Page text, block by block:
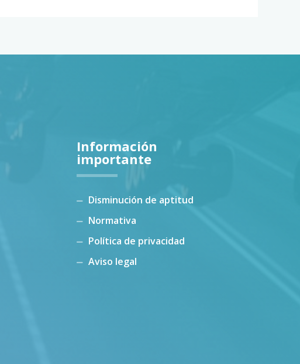
Información
importante
Disminución de aptitud
Normativa
Política de privacidad
Aviso legal